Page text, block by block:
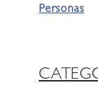
Personas